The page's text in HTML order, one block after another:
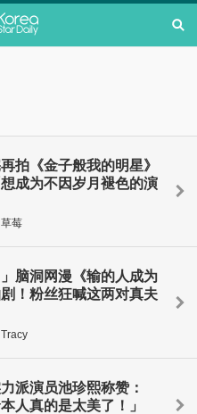
拍《金子般我的明星》
成为不因岁月褪色的演
草莓
」脑洞网漫《输的人成为
！粉丝狂喊这两对真夫
Tracy
派演员池珍熙称赞：
人真的是太美了！」